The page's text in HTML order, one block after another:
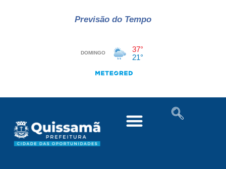
Previsão do Tempo